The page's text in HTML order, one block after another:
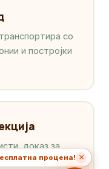
со
и постројки
доказ за
за
процена! ×